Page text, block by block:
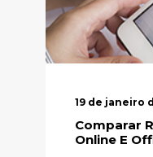
19 de janeiro
Comparar
Online E